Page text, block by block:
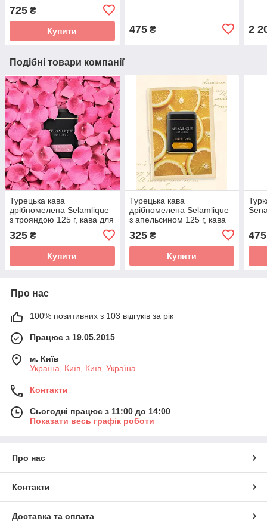
725 ₴
Купити 475₴ 2
Подібні товари компанії
Турецька кава
дрібномелена Selamlique
з трояндою 125 г, кава для
обсмаження, помірно
міцна
325 ₴
Купити
Турецька кава
дрібномелена Selamlique
з апельсином 125 г, кава
обсмаження, помірно
міцна
325₴
Купити
475
Про нас
100% позитивних з 103 відгуків за рік
Працює з 19.05.2015
м. Київ
Україна, Київ, Київ, Україна
Контакти
Сьогодні працює з 11:00 до 14:00
Показати весь графік роботи
Про нас
Контакти
Доставка та оплата